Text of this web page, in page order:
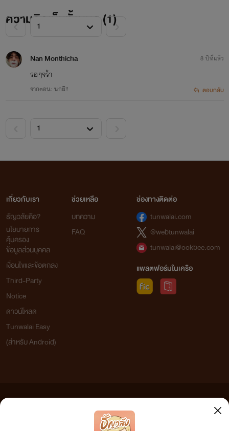
ความคิดเห็นทั้งหมด (1)
Nan Monthicha
รอๆจร้า
จากตอน: นกผี!!
8 ปีที่แล้ว
ตอบกลับ
เกี่ยวกับเรา
ธัญวลัยคือ?
นโยบายการ
คุ้มครอง
ข้อมูลส่วนบุคคล
เงื่อนไขและข้อตกลง
Third-Party
Notice
ดาวน์โหลด
Tunwalai Easy
(สำหรับ Android)
ช่วยเหลือ
บทความ
FAQ
ช่องทางติดต่อ
tunwalai.com
@webtunwalai
tunwalai@ookbee.com
แพลตฟอร์มในเครือ
เว็บไซต์แห่งนี้ไม่ได้เห็นด้วยและไม่ขอรับผิดชอบต่อข้อความใดๆ ทั้งสิ้น ดังนั้นผู้อ่านทุกท่านโปรดใช้
วิจารณญาณในการกลั่นกรองด้วยตนเอง และหากท่านพบข้อความใดๆ ที่ขัดต่อกฎหมายและศีลธรรม